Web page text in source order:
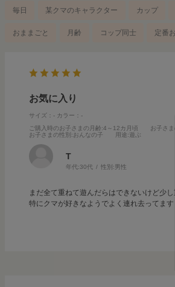
毎日 某クマのキャラクター カップ
おままごと 月齢 コップ同士 定番
お気に入り
サイズ：- カラー：-
ご購入時のお子さまの月齢:4～12カ月頃 お子さま
お子さまの性別 :おんなの子 用途:遊ぶ
T
年代:30代 性別:男性
まだ全て重ねて遊んだらはできないけど少
特にクマが好きなようでよく連れ去ってます